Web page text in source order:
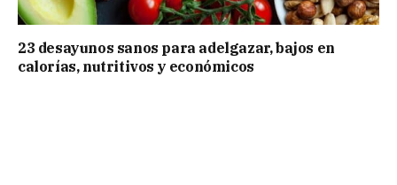
23 desayunos sanos para adelgazar, bajos en
calorías, nutritivos y económicos